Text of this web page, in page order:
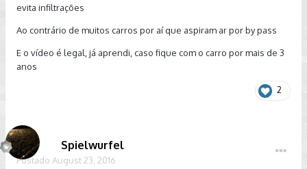
evita infiltrações
Ao contrário de muitos carros por aí que aspiram ar por by pass
E o vídeo é legal, já aprendi, caso fique com o carro por mais de 3
anos
2
Spielwurfel
Postado August 23, 2016